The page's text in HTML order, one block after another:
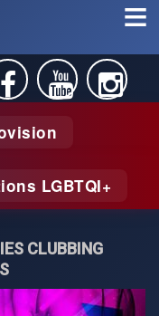
LGBTQI+
CLUBBING